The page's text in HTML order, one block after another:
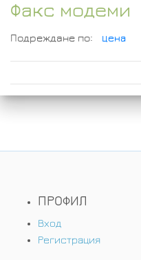
Факс модеми
Подреждане по: Цена
ПРОФИЛ
Вход
Регистрация